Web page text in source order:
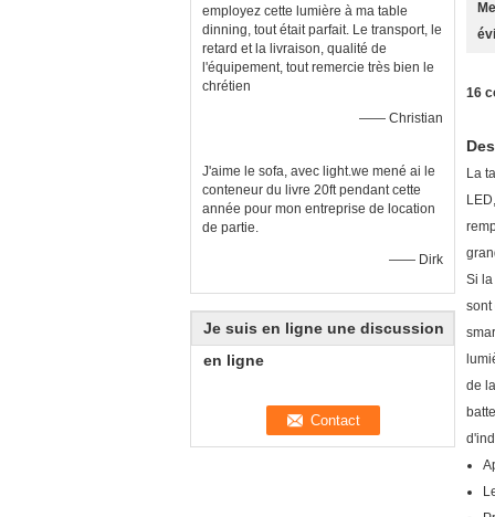
employez cette lumière à ma table
dinning, tout était parfait. Le transport, le
retard et la livraison, qualité de
l'équipement, tout remercie très bien le
chrétien
—— Christian
J'aime le sofa, avec light.we mené ai le
conteneur du livre 20ft pendant cette
année pour mon entreprise de location
de partie.
—— Dirk
Je suis en ligne une discussion
en ligne
16
La
Si
sont
de